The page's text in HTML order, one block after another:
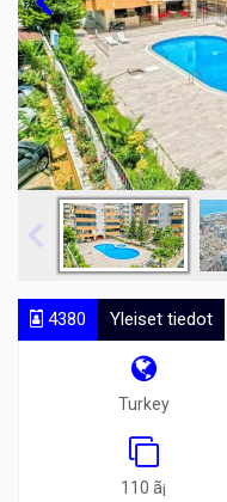
4380 Yleiset tiedot
Turkey
110 ã¡